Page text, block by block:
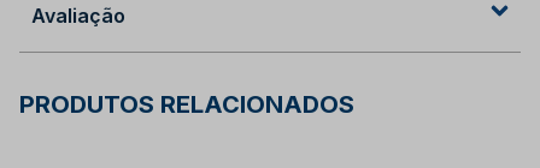
Avaliação
PRODUTOS RELACIONADOS